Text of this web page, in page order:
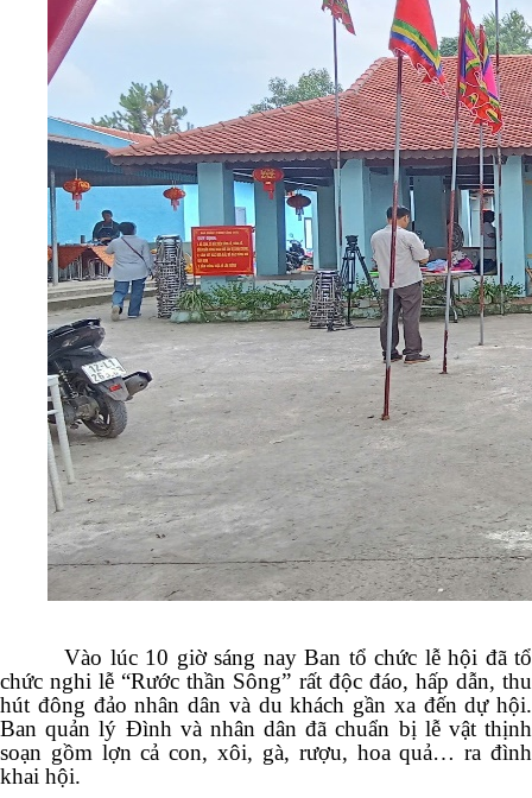
Vào lúc 10 giờ sáng nay Ban tổ chức lễ hội đã tổ
chức nghi lễ “Rước thần Sông” rất độc đáo, hấp dẫn, thu
hút đông đảo nhân dân và du khách gần xa đến dự hội.
Ban quản lý Đình và nhân dân đã chuẩn bị lễ vật thịnh
soạn gồm lợn cả con, xôi, gà, rượu, hoa quả… ra đình
khai hội.